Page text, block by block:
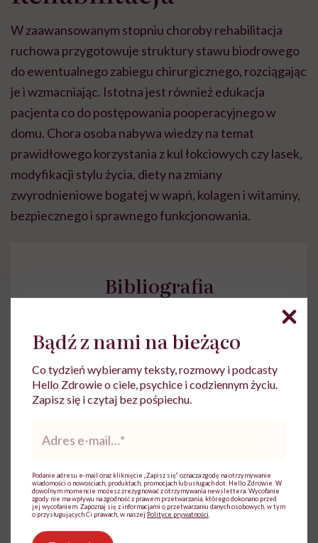
W zaawansowanym stopniu choroby rehabilitacja
ruchowa przygotowuje struktury stawu biodrowego
do ewentualnego zabiegu chirurgicznego, rozciągając
je i wzmacniając. Istotna jest również edukacja
pacjenta co do postępowania pooperacyjnego w
domu. Chora osoba nabywa wiedzy na temat
prawidłowego korzystania z kul łokciowych czy lasek,
modyfikacji stylu życia, diety na zmiany
zwyrodnieniowe bogatej w wapń, kolagen i witaminy,
bezpiecznego i sprawnego funkcjonowania.
Bibliografia
Przytrzymaj i odkryj
Agata Oleszkiewicz
Jako czynny fizjoterapeuta mam już
wieloletnie doświadczenie w pracy z
dziećmi, dorosłymi i osobami starszymi.
Bądź z nami na bieżąco
Co tydzień wybieramy teksty, rozmowy i podcasty
Hello Zdrowie o ciele, psychice i codziennym życiu.
Zapisz się i czytaj bez pośpiechu.
mail*
Podanie adresu e-mail oraz kliknięcie „Zapisz się” oznacza zgodę na otrzymywanie
wiadomości o nowościach, produktach, promocjach lub usługach dot. Hello Zdrowie. W
dowolnym momencie możesz zrezygnować z otrzymywania newslettera. Wycofanie
zgody nie ma wpływu na zgodność z prawem przetwarzania, którego dokonano przed
jej wycofaniem. Zapoznaj się z informacjami o przetwarzaniu danych osobowych, w tym
o przysługujących Ci prawach, w naszej Polityce prywatności